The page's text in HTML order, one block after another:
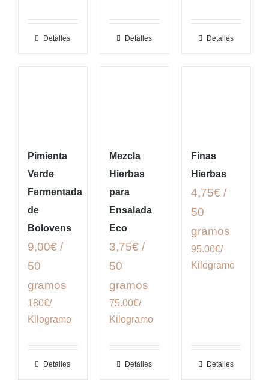
Detalles Detalles Detalles
Pimienta
Verde
Fermentada
de
Bolovens
9,00€ /
50
gramos
180€/
Kilogramo
Detalles
Mezcla
Hierbas
para
Ensalada
Eco
3,75€ /
50
gramos
75.00€/
Kilogramo
Detalles
Finas
Hierbas
4,75€ /
50
gramos
95.00€/
Kilogramo
Detalles